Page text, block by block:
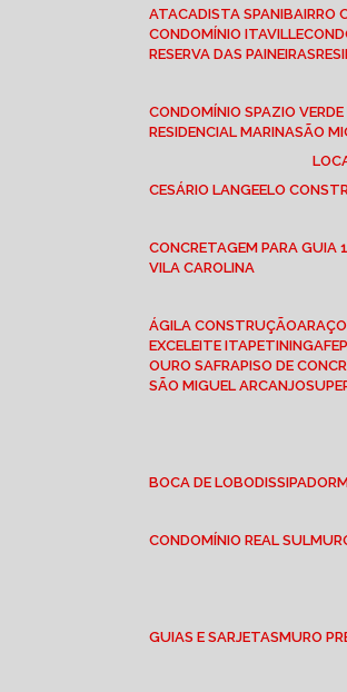
ATACADISTA SPANI BAIRRO
CONDOMÍNIO ITAVILLE
RESERVA DAS PAINEIRAS
CONDOMÍNIO SPAZIO VERDE
RESIDENCIAL MARINA SÃO
CESÁRIO LANGE ELO
CONCRETAGEM PARA GUIA
VILA CAROLINA
ÁGILA CONSTRUÇÃO
EXCELEITE ITAPETININGA
OURO SAFRA PISO DE
SÃO MIGUEL ARCANJO
BOCA DE LOBO DISSIPADOR
CONDOMÍNIO REAL SUL
GUIAS E SARJETAS
MURO